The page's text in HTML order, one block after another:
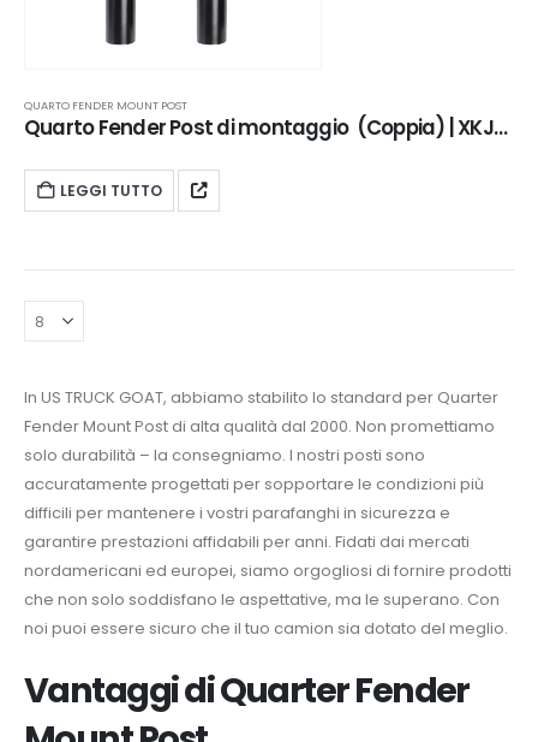
QUARTO FENDER MOUNT POST
Quarto Fender Post di montaggio ​ (Coppia) | XKJ-QFS24BK
LEGGI TUTTO
In US TRUCK GOAT, abbiamo stabilito lo standard per Quarter
Fender Mount Post di alta qualità dal 2000. Non promettiamo
solo durabilità – la consegniamo. I nostri posti sono
accuratamente progettati per sopportare le condizioni più
difficili per mantenere i vostri parafanghi in sicurezza e
garantire prestazioni affidabili per anni. Fidati dai mercati
nordamericani ed europei, siamo orgogliosi di fornire prodotti
che non solo soddisfano le aspettative, ma le superano. Con
noi puoi essere sicuro che il tuo camion sia dotato del meglio.
Vantaggi di Quarter Fender